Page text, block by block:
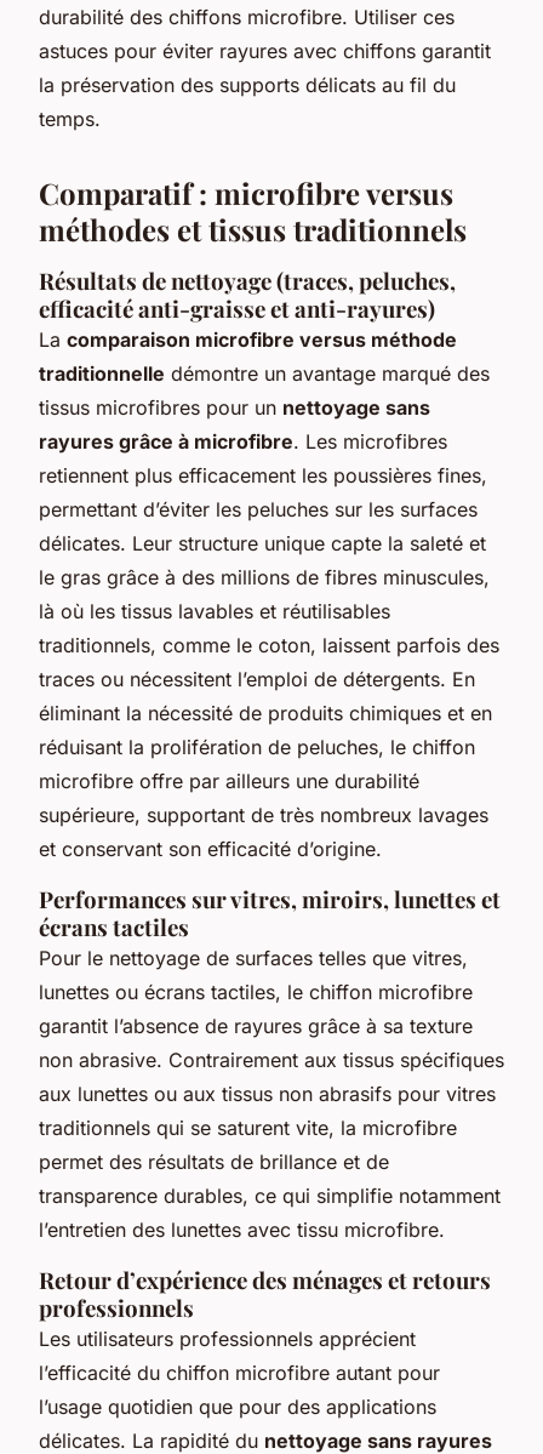
durabilité des chiffons microfibre. Utiliser ces
astuces pour éviter rayures avec chiffons garantit
la préservation des supports délicats au fil du
temps.
Comparatif : microfibre versus
méthodes et tissus traditionnels
Résultats de nettoyage (traces, peluches,
efficacité anti-graisse et anti-rayures)
La comparaison microfibre versus méthode
traditionnelle démontre un avantage marqué des
tissus microfibres pour un nettoyage sans
rayures grâce à microfibre. Les microfibres
retiennent plus efficacement les poussières fines,
permettant d’éviter les peluches sur les surfaces
délicates. Leur structure unique capte la saleté et
le gras grâce à des millions de fibres minuscules,
là où les tissus lavables et réutilisables
traditionnels, comme le coton, laissent parfois des
traces ou nécessitent l’emploi de détergents. En
éliminant la nécessité de produits chimiques et en
réduisant la prolifération de peluches, le chiffon
microfibre offre par ailleurs une durabilité
supérieure, supportant de très nombreux lavages
et conservant son efficacité d’origine.
Performances sur vitres, miroirs, lunettes et
écrans tactiles
Pour le nettoyage de surfaces telles que vitres,
lunettes ou écrans tactiles, le chiffon microfibre
garantit l’absence de rayures grâce à sa texture
non abrasive. Contrairement aux tissus spécifiques
aux lunettes ou aux tissus non abrasifs pour vitres
traditionnels qui se saturent vite, la microfibre
permet des résultats de brillance et de
transparence durables, ce qui simplifie notamment
l’entretien des lunettes avec tissu microfibre.
Retour d’expérience des ménages et retours
professionnels
Les utilisateurs professionnels apprécient
l’efficacité du chiffon microfibre autant pour
l’usage quotidien que pour des applications
délicates. La rapidité du nettoyage sans rayures